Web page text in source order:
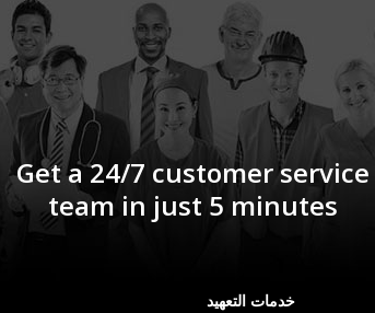
Get a 24/7 customer service
team in just 5 minutes
خدمات التعهيد